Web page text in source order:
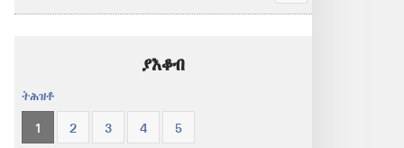
more
ያእቆብ
ትሕዝቶ
1 2 3 4 5